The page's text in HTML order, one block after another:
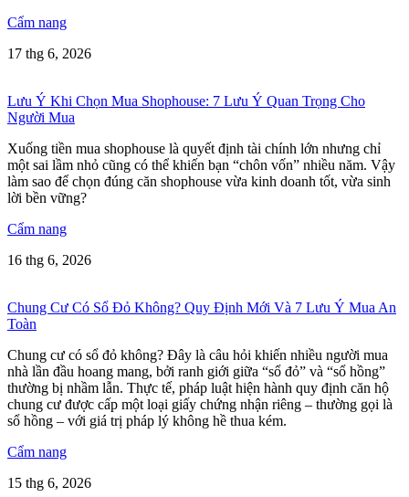
Cẩm nang
17 thg 6, 2026
Lưu Ý Khi Chọn Mua Shophouse: 7 Lưu Ý Quan Trọng Cho
Người Mua
Xuống tiền mua shophouse là quyết định tài chính lớn nhưng chỉ
một sai lầm nhỏ cũng có thể khiến bạn “chôn vốn” nhiều năm. Vậy
làm sao để chọn đúng căn shophouse vừa kinh doanh tốt, vừa sinh
lời bền vững?
Cẩm nang
16 thg 6, 2026
Chung Cư Có Sổ Đỏ Không? Quy Định Mới Và 7 Lưu Ý Mua An
Toàn
Chung cư có sổ đỏ không? Đây là câu hỏi khiến nhiều người mua
nhà lần đầu hoang mang, bởi ranh giới giữa “sổ đỏ” và “sổ hồng”
thường bị nhầm lẫn. Thực tế, pháp luật hiện hành quy định căn hộ
chung cư được cấp một loại giấy chứng nhận riêng – thường gọi là
sổ hồng – với giá trị pháp lý không hề thua kém.
Cẩm nang
15 thg 6, 2026